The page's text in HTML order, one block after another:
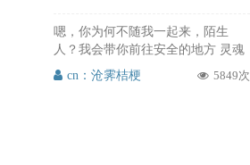
嗯，你为何不随我一起来，陌生
人？我会带你前往安全的地方 灵魂
莲华 阿狸：@沧霁桔梗 摄影后期：
@_三國_ 妆造：@KONELA 协力：
cn：沧霁桔梗 5849次